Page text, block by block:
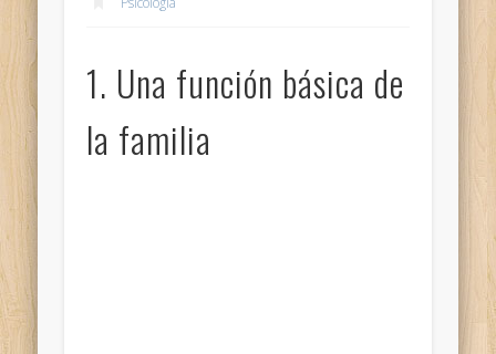
1. Una función básica de
la familia